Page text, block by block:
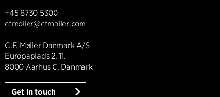
+45 8730 5300
cfmoller@cfmoller.com
C.F. Møller Danmark A/S
Europaplads 2, 11.
8000 Aarhus C, Danmark
Get in touch